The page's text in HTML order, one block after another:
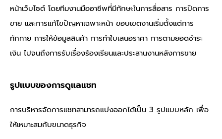
หน้าเว็บไซต์ โดยทีมงานมืออาชีพที่มีทักษะในการสื่อสาร การปิดการ
ขาย และการแก้ไขปัญหาเฉพาะหน้า ขอบเขตงานเริ่มตั้งแต่การ
ทักทาย การให้ข้อมูลสินค้า การทำใบเสนอราคา การตามยอดชำระ
เงิน ไปจนถึงการรับเรื่องร้องเรียนและประสานงานหลังการขาย
รูปแบบของการดูแลแชท
การบริหารจัดการแชทสามารถแบ่งออกได้เป็น 3 รูปแบบหลัก เพื่อ
ให้เหมาะสมกับขนาดธุรกิจ